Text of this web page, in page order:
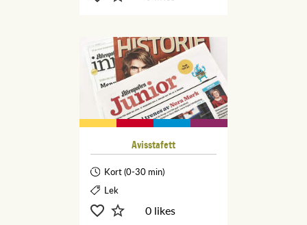
Avisstafett
Kort (0-30 min)
Lek
0 likes